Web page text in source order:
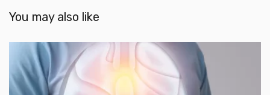
You may also like